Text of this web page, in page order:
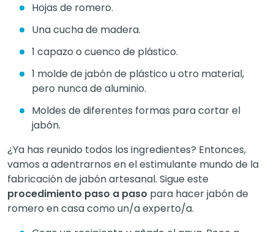
Hojas de romero.
Una cucha de madera.
1 capazo o cuenco de plástico.
1 molde de jabón de plástico u otro material,
pero nunca de aluminio.
Moldes de diferentes formas para cortar el
jabón.
¿Ya has reunido todos los ingredientes? Entonces,
vamos a adentrarnos en el estimulante mundo de la
fabricación de jabón artesanal. Sigue este
procedimiento paso a paso para hacer jabón de
romero en casa como un/a experto/a.